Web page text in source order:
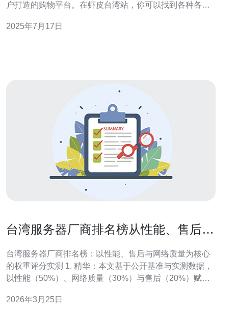
户打造的购物平台。在虾皮台湾站，你可以找到各种各样
湾站店群选品，为用户提供了一站式购物的好选择。 虾皮
2025年7月17日
台湾服务器厂商排名榜从性能、售后与
台湾服务器厂商排名榜：以性能、售后与网络质量为核心
的权重评分实测 1. 精华：本文基于公开基准与实测数据，
以性能（50%）、网络质量（30%）与售后（20%）赋
测试覆盖CPU/磁盘IO/吞吐/延迟与跨区域连通性，结合真
2026年3月25日